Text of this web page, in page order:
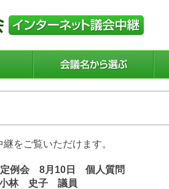
をご覧いただけます。
定例会 8月10日 個人質問
林 史子 議員